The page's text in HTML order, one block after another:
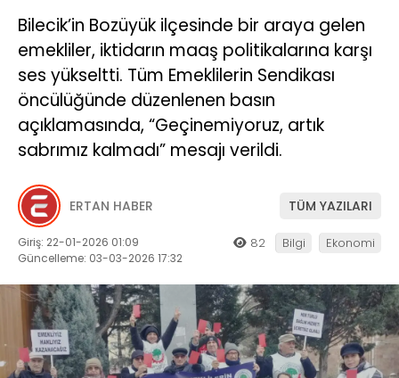
Bilecik’in Bozüyük ilçesinde bir araya gelen
emekliler, iktidarın maaş politikalarına karşı
ses yükseltti. Tüm Emeklilerin Sendikası
öncülüğünde düzenlenen basın
açıklamasında, “Geçinemiyoruz, artık
sabrımız kalmadı” mesajı verildi.
ERTAN HABER TÜM YAZILARI
Giriş: 22-01-2026 01:09
Güncelleme: 03-03-2026 17:32
82 Bilgi Ekonomi